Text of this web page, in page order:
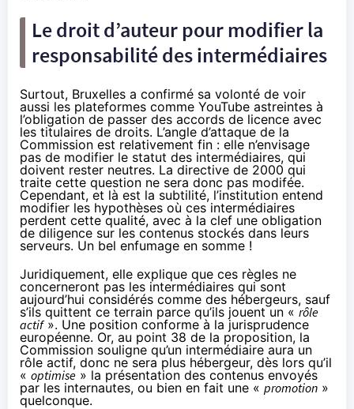
Le droit d’auteur pour modifier la
responsabilité des intermédiaires
Surtout, Bruxelles a confirmé sa volonté de voir
aussi les plateformes comme YouTube astreintes à
l’obligation de passer des accords de licence avec
les titulaires de droits. L’angle d’attaque de la
Commission est relativement fin : elle n’envisage
pas de modifier le statut des intermédiaires, qui
doivent rester neutres. La directive de 2000 qui
traite cette question ne sera donc pas modifée.
Cependant, et là est la subtilité, l’institution entend
modifier les hypothèses où ces intermédiaires
perdent cette qualité, avec à la clef une obligation
de diligence sur les contenus stockés dans leurs
serveurs. Un bel enfumage en somme !
Juridiquement, elle explique que ces règles ne
concerneront pas les intermédiaires qui sont
aujourd’hui considérés comme des hébergeurs, sauf
s’ils quittent ce terrain parce qu’ils jouent un « rôle
actif». Une position conforme à la jurisprudence
européenne. Or, au point 38 de la proposition, la
Commission souligne qu’un intermédiaire aura un
rôle actif, donc ne sera plus hébergeur, dès lors qu’il
« optimise » la présentation des contenus envoyés
par les internautes, ou bien en fait une « promotion »
quelconque.